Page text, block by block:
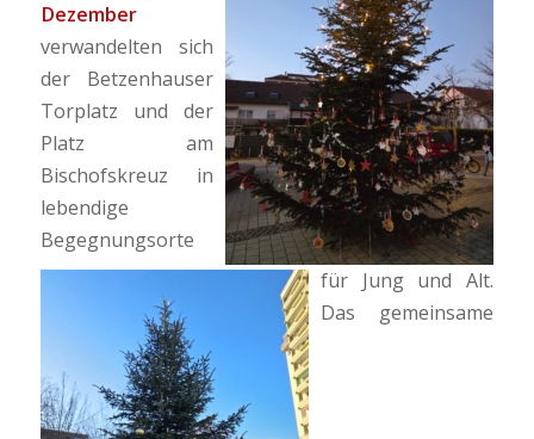
Dezember
verwandelten sich
der Betzenhauser
Torplatz und der
Platz am
Bischofskreuz in
lebendige
Begegnungsorte
für Jung und Alt.
Das gemeinsame